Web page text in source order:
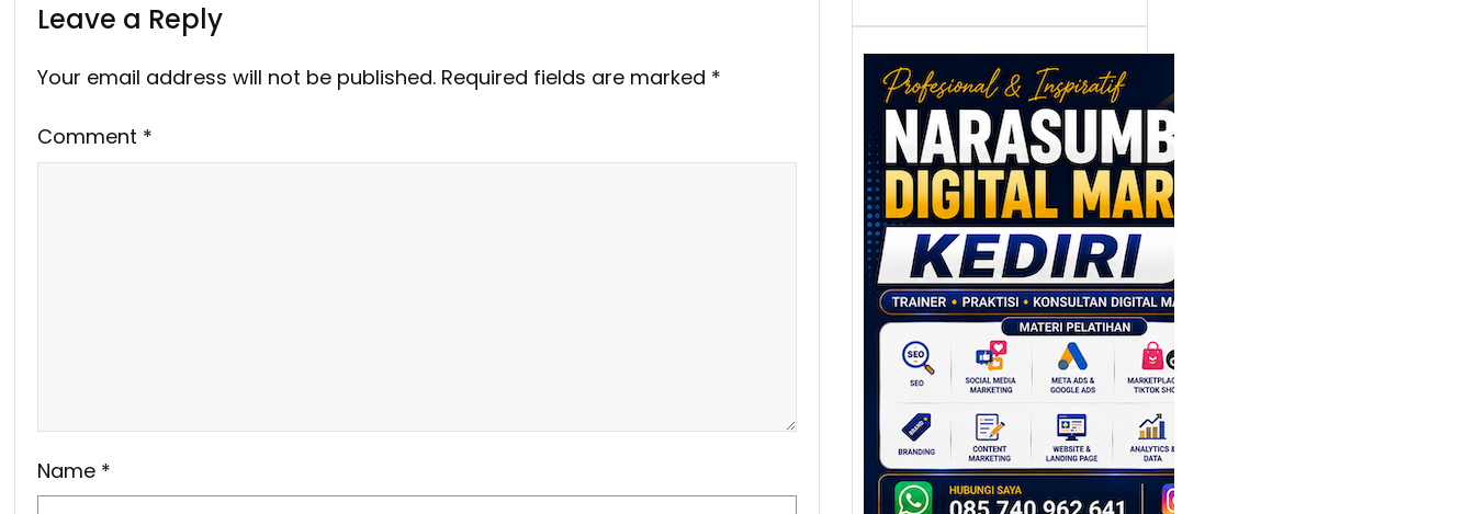
Leave a Reply
Your email address will not be published. Required fields are marked *
Comment *
Name *
Narasumber
Digital Marketing
Kediri: Membangun
Strategi
Pemasaran
Berbasis Data
untuk Bisnis yang
Bertumbuh
Digital marketing telah
mengubah cara bisnis
berkembang. Dulu,
promosi banyak…